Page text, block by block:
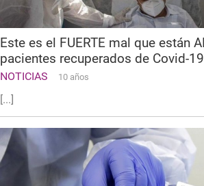
Este es el FUERTE mal que están
pacientes recuperados de Covid-19
NOTICIAS 10 años
[...]